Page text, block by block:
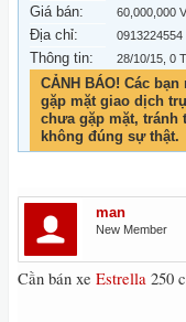
Giá bán: 60,000,000
Địa chỉ: 0913224554
Thông tin: 28/10/15 , 0
CẢNH BÁO! Các
gặp mặt giao dịch
chưa gặp mặt, tránh
không đúng sự thật.
man
New Member
Cần bán xe Estrella 250